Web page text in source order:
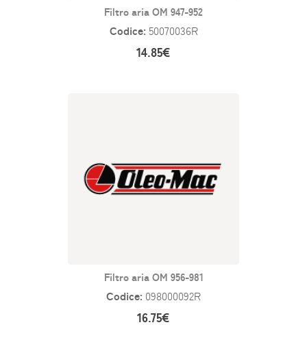
Filtro aria OM 947-952
Codice: 50070036R
14.85€
Filtro aria OM 956-981
Codice: 098000092R
16.75€